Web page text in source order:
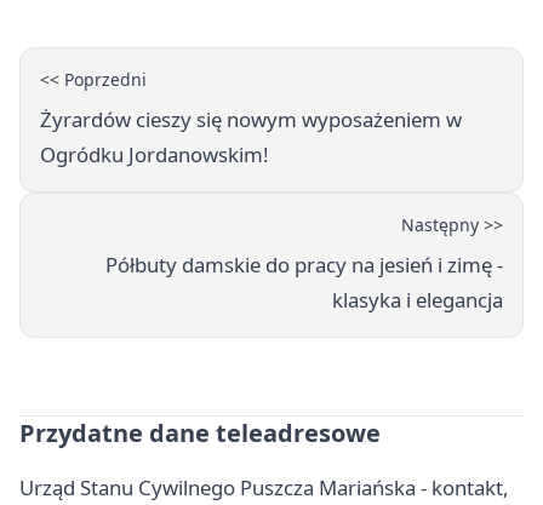
<< Poprzedni
Żyrardów cieszy się nowym wyposażeniem w
Ogródku Jordanowskim!
Następny >>
Półbuty damskie do pracy na jesień i zimę -
klasyka i elegancja
Przydatne dane teleadresowe
Urząd Stanu Cywilnego Puszcza Mariańska - kontakt,